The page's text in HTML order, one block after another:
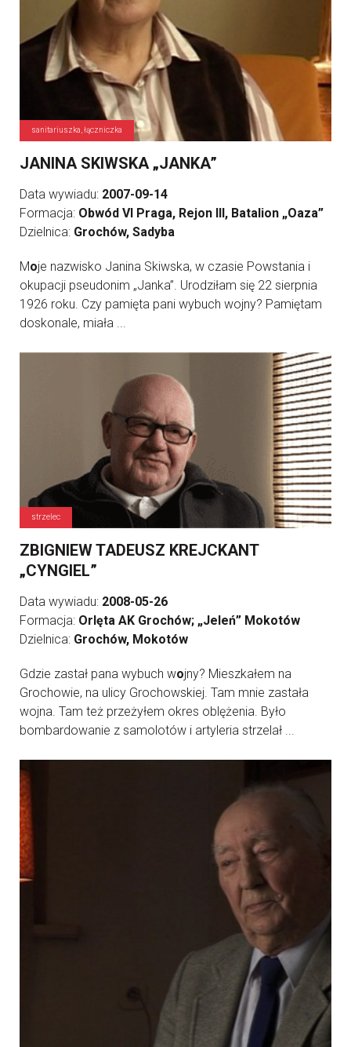
sanitariuszka, łączniczka
JANINA SKIWSKA „JANKA”
Data wywiadu: 2007-09-14
Formacja: Obwód VI Praga, Rejon III, Batalion „Oaza”
Dzielnica: Grochów, Sadyba
Moje nazwisko Janina Skiwska, w czasie Powstania i
okupacji pseudonim „Janka”. Urodziłam się 22 sierpnia
1926 roku. Czy pamięta pani wybuch wojny? Pamiętam
doskonale, miała ...
strzelec
ZBIGNIEW TADEUSZ KREJCKANT
„CYNGIEL”
Data wywiadu: 2008-05-26
Formacja: Orlęta AK Grochów; „Jeleń” Mokotów
Dzielnica: Grochów, Mokotów
Gdzie zastał pana wybuch wojny? Mieszkałem na
Grochowie, na ulicy Grochowskiej. Tam mnie zastała
wojna. Tam też przeżyłem okres oblężenia. Było
bombardowanie z samolotów i artyleria strzelał ...